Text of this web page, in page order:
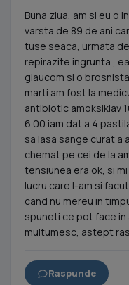
Buna ziua, am si eu o
varsta de 89 de ani
tuse seaca, urmata
repirazite ingrunta ,
glaucom si o
marti am fost la
antibiotic amoksiklav
6.00 iam dat a 4
sa iasa sange curat a
chemat pe cei de la
tensiunea era ok, si
lucru care l-am si
cand nu mereu in
spuneti ce pot face
multumesc, astept
Raspunde